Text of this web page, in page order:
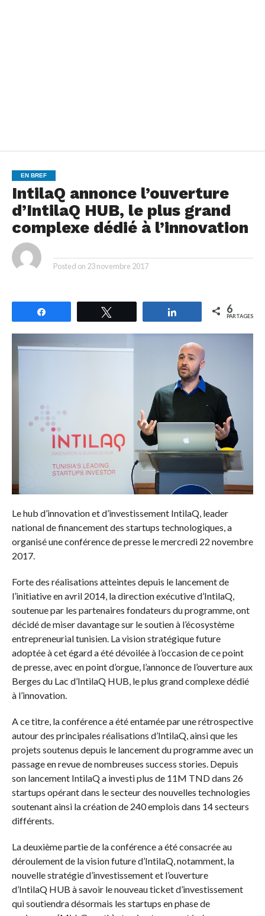
EN BREF
IntilaQ annonce l’ouverture
d’IntilaQ HUB, le plus grand
complexe dédié à l’innovation
Posted on 23 novembre 2017
Partagez 6
PARTAGES
Le hub d’innovation et d’investissement IntilaQ, leader
national de financement des startups technologiques, a
organisé une conférence de presse le mercredi 22 novembre
2017.
Forte des réalisations atteintes depuis le lancement de
l’initiative en avril 2014, la direction exécutive d’IntilaQ,
soutenue par les partenaires fondateurs du programme, ont
décidé de miser davantage sur le soutien à l’écosystème
entrepreneurial tunisien. La vision stratégique future
adoptée à cet égard a été dévoilée à l’occasion de ce point
de presse, avec en point d’orgue, l’annonce de l’ouverture aux
Berges du Lac d’IntilaQ HUB, le plus grand complexe dédié
à l’innovation.
A ce titre, la conférence a été entamée par une rétrospective
autour des principales réalisations d’IntilaQ, ainsi que les
projets soutenus depuis le lancement du programme avec un
passage en revue de nombreuses success stories. Depuis
son lancement IntilaQ a investi plus de 11M TND dans 26
startups opérant dans le secteur des nouvelles technologies
soutenant ainsi la création de 240 emplois dans 14 secteurs
différents.
La deuxième partie de la conférence a été consacrée au
déroulement de la vision future d’IntilaQ, notamment, la
nouvelle stratégie d’investissement et l’ouverture
d’IntilaQ HUB à savoir le nouveau ticket d’investissement
qui soutiendra désormais les startups en phase de